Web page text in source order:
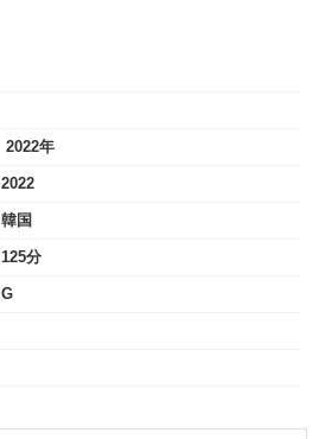
2022年
2022
韓国
125分
G